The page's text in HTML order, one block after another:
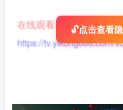
在线观看：
https://tv.yikong666.com/
🔓点击查看